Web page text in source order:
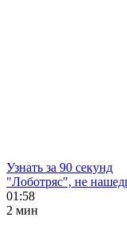
Узнать за 90 секунд
"Лоботряс", не
01:58
2 мин